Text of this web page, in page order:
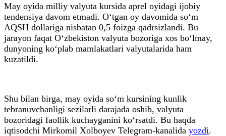
May oyida milliy valyuta kursida aprel oyidagi ijobiy
tendensiya davom etmadi. O‘tgan oy davomida so‘m
AQSH dollariga nisbatan 0,5 foizga qadrsizlandi. Bu
jarayon faqat O‘zbekiston valyuta bozoriga xos bo‘lmay,
dunyoning ko‘plab mamlakatlari valyutalarida ham
kuzatildi.
Shu bilan birga, may oyida so‘m kursining kunlik
tebranuvchanligi sezilarli darajada oshib, valyuta
bozoridagi faollik kuchayganini ko‘rsatdi. Bu haqda
iqtisodchi Mirkomil Xolboyev Telegram-kanalida yozdi.